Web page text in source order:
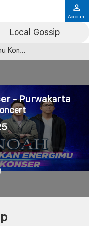
Local Gossip
Account
- Purwakarta